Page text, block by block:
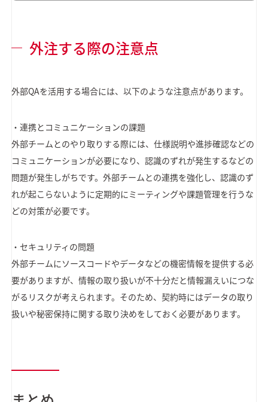
外注する際の注意点
外部QAを活用する場合には、以下のような注意点があります。
・連携とコミュニケーションの課題
外部チームとのやり取りする際には、仕様説明や進捗確認などの
コミュニケーションが必要になり、認識のずれが発生するなどの
問題が発生しがちです。外部チームとの連携を強化し、認識のず
れが起こらないように定期的にミーティングや課題管理を行うな
どの対策が必要です。
・セキュリティの問題
外部チームにソースコードやデータなどの機密情報を提供する必
要がありますが、情報の取り扱いが不十分だと情報漏えいにつな
がるリスクが考えられます。そのため、契約時にはデータの取り
扱いや秘密保持に関する取り決めをしておく必要があります。